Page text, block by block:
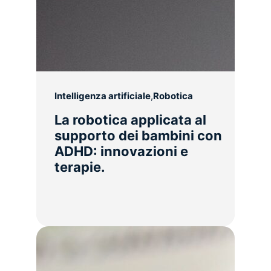
Intelligenza artificiale,Robotica
La robotica applicata al
supporto dei bambini con
ADHD: innovazioni e
terapie.